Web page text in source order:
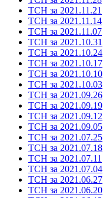
ТСН за 2021.11.21
ТСН за 2021.11.14
ТСН за 2021.11.07
ТСН за 2021.10.31
ТСН за 2021.10.24
ТСН за 2021.10.17
ТСН за 2021.10.10
ТСН за 2021.10.03
ТСН за 2021.09.26
ТСН за 2021.09.19
ТСН за 2021.09.12
ТСН за 2021.09.05
ТСН за 2021.07.25
ТСН за 2021.07.18
ТСН за 2021.07.11
ТСН за 2021.07.04
ТСН за 2021.06.27
ТСН за 2021.06.20